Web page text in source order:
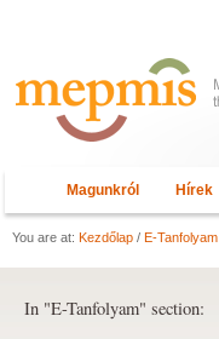
Magunkról Hírek
You are at: Kezdőlap / E-Tanfolyam
In "E-Tanfolyam" section: